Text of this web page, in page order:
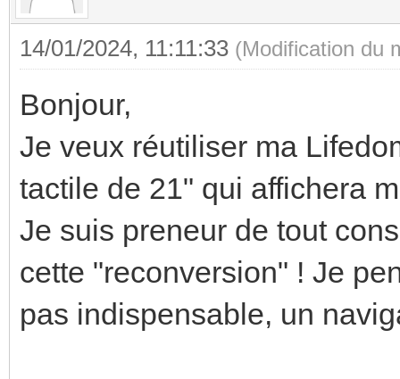
14/01/2024, 11:11:33 (Modification du
Bonjour,
Je veux réutiliser ma
tactile de 21" qui affichera
Je suis preneur de tout
cette "reconversion" ! Je
pas indispensable, un